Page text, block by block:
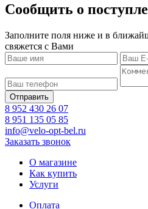
Сообщить о
Заполните поля ниже и в
свяжется с Вами
8 952 430 26 07
8 951 135 05 85
info@velo-opt-bel.ru
Заказать звонок
О магазине
Как купить
Услуги
Оплата